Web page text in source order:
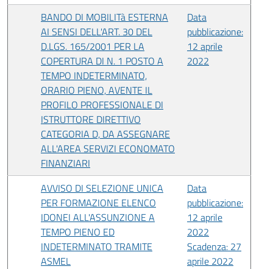
BANDO DI MOBILITà ESTERNA
AI SENSI DELL'ART. 30 DEL
D.LGS. 165/2001 PER LA
COPERTURA DI N. 1 POSTO A
TEMPO INDETERMINATO,
ORARIO PIENO, AVENTE IL
PROFILO PROFESSIONALE DI
ISTRUTTORE DIRETTIVO
CATEGORIA D, DA ASSEGNARE
ALL'AREA SERVIZI ECONOMATO
FINANZIARI
Data
pubblicazione:
12 aprile
2022
AVVISO DI SELEZIONE UNICA
PER FORMAZIONE ELENCO
IDONEI ALL'ASSUNZIONE A
TEMPO PIENO ED
INDETERMINATO TRAMITE
ASMEL
Data
pubblicazione:
12 aprile
2022
Scadenza: 27
aprile 2022